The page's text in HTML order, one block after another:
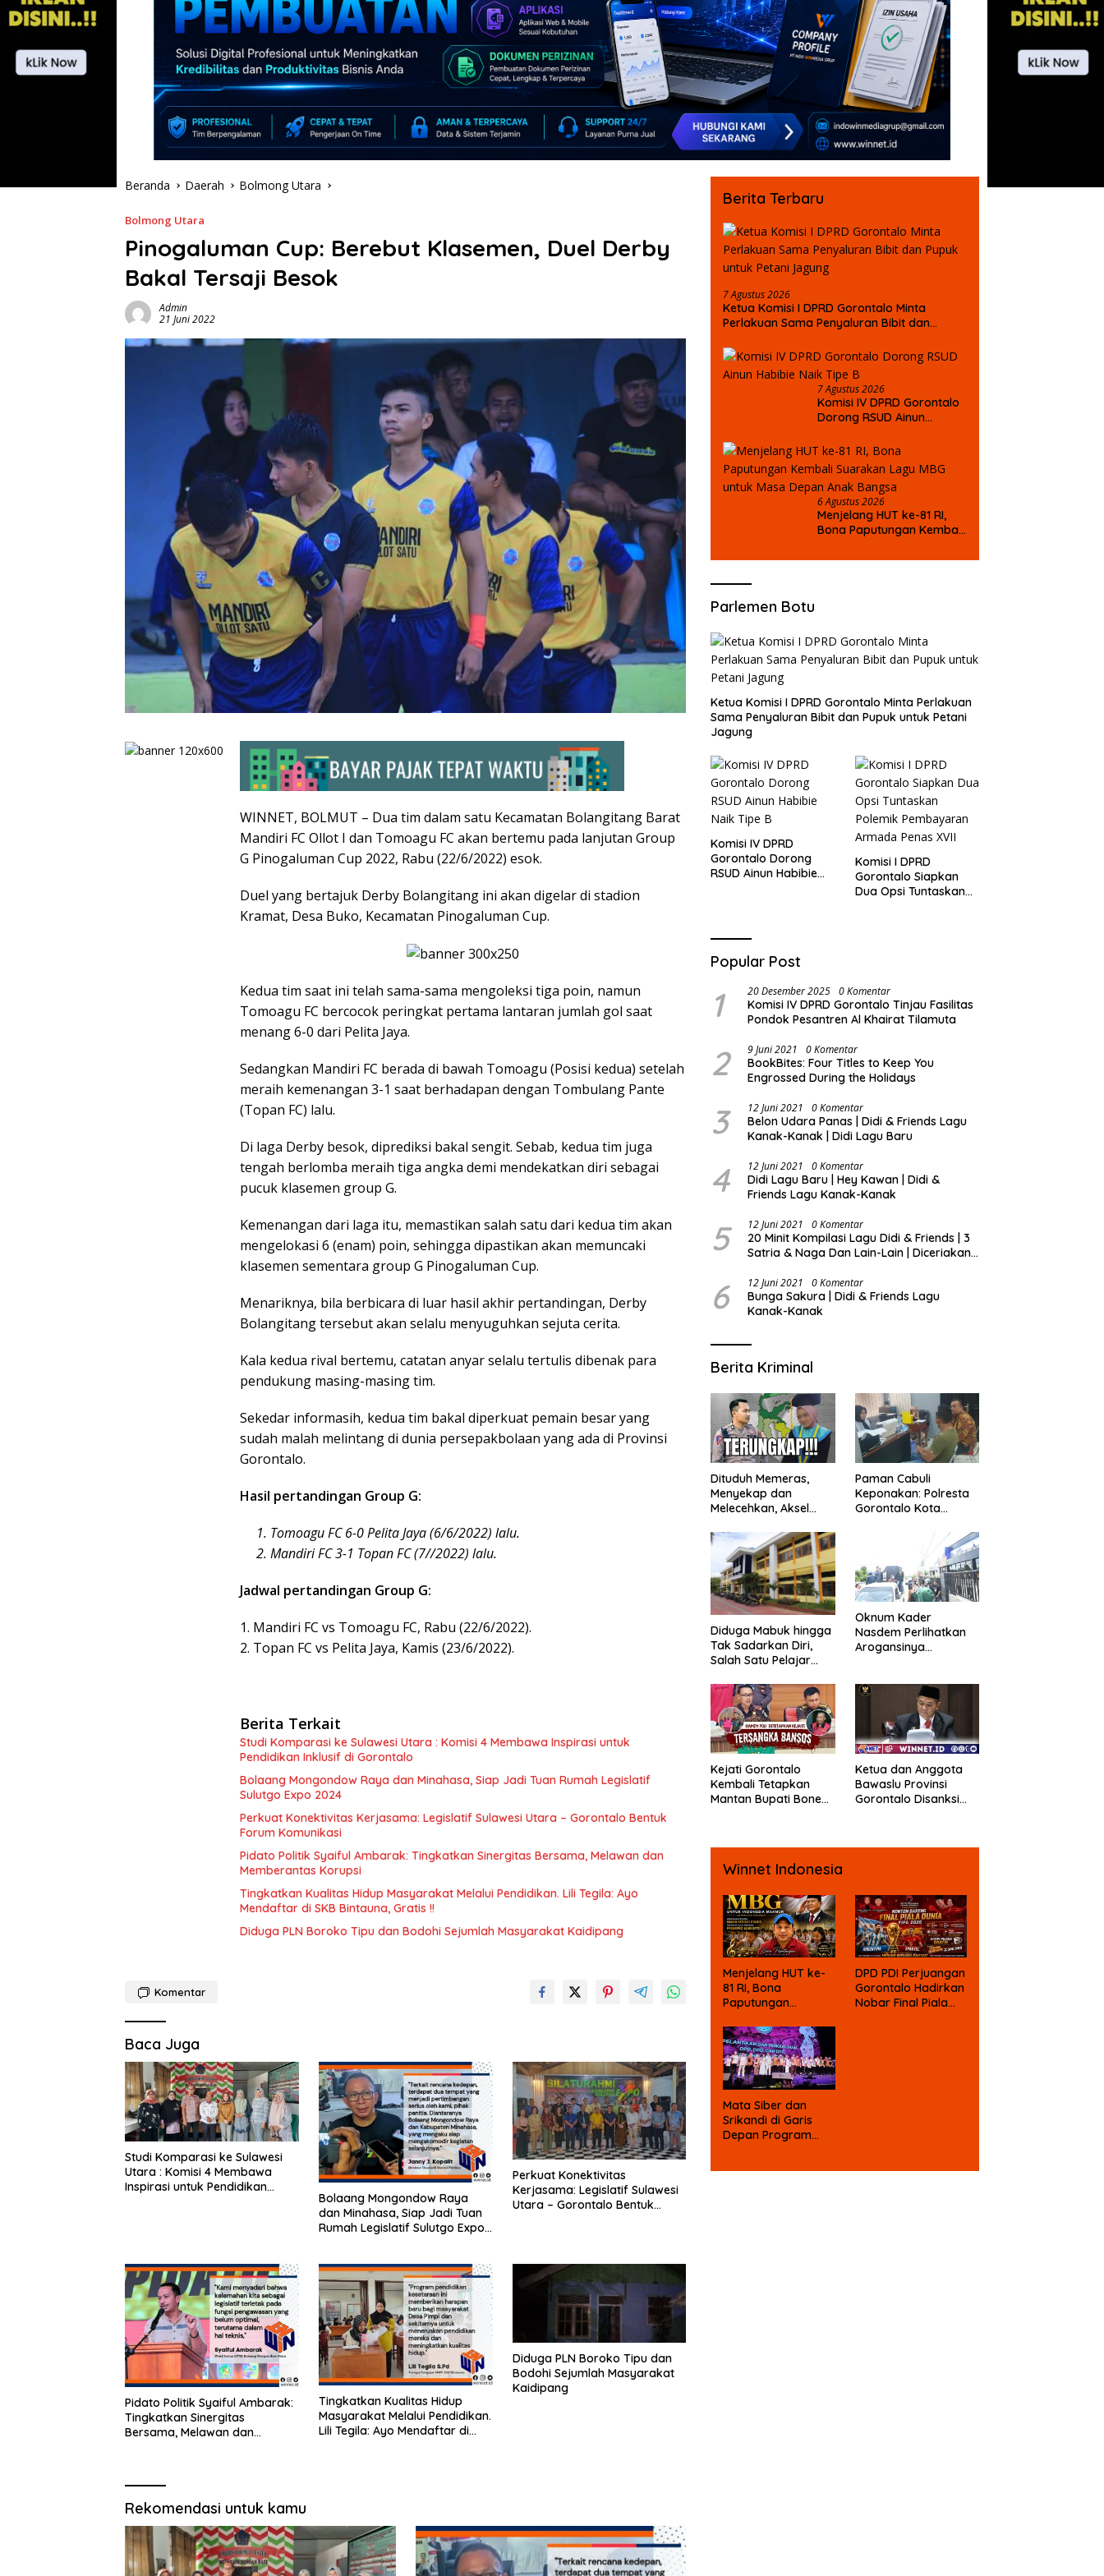
Beranda Daerah Bolmong Utara
Bolmong Utara
Pinogaluman Cup: Berebut Klasemen, Duel Derby
Bakal Tersaji Besok
Admin
21 Juni 2022
WINNET, BOLMUT – Dua tim dalam satu Kecamatan Bolangitang Barat
Mandiri FC Ollot I dan Tomoagu FC akan bertemu pada lanjutan Group
G Pinogaluman Cup 2022, Rabu (22/6/2022) esok.
Duel yang bertajuk Derby Bolangitang ini akan digelar di stadion
Kramat, Desa Buko, Kecamatan Pinogaluman Cup.
Kedua tim saat ini telah sama-sama mengoleksi tiga poin, namun
Tomoagu FC bercocok peringkat pertama lantaran jumlah gol saat
menang 6-0 dari Pelita Jaya.
Sedangkan Mandiri FC berada di bawah Tomoagu (Posisi kedua) setelah
meraih kemenangan 3-1 saat berhadapan dengan Tombulang Pante
(Topan FC) lalu.
Di laga Derby besok, diprediksi bakal sengit. Sebab, kedua tim juga
tengah berlomba meraih tiga angka demi mendekatkan diri sebagai
pucuk klasemen group G.
Kemenangan dari laga itu, memastikan salah satu dari kedua tim akan
mengelokasi 6 (enam) poin, sehingga dipastikan akan memuncaki
klasemen sementara group G Pinogaluman Cup.
Menariknya, bila berbicara di luar hasil akhir pertandingan, Derby
Bolangitang tersebut akan selalu menyuguhkan sejuta cerita.
Kala kedua rival bertemu, catatan anyar selalu tertulis dibenak para
pendukung masing-masing tim.
Sekedar informasih, kedua tim bakal diperkuat pemain besar yang
sudah malah melintang di dunia persepakbolaan yang ada di Provinsi
Gorontalo.
Hasil pertandingan Group G:
1. Tomoagu FC 6-0 Pelita Jaya (6/6/2022) lalu.
2. Mandiri FC 3-1 Topan FC (7//2022) lalu.
Jadwal pertandingan Group G:
1. Mandiri FC vs Tomoagu FC, Rabu (22/6/2022).
2. Topan FC vs Pelita Jaya, Kamis (23/6/2022).
Berita Terkait
Studi Komparasi ke Sulawesi Utara : Komisi 4 Membawa Inspirasi untuk
Pendidikan Inklusif di Gorontalo
Bolaang Mongondow Raya dan Minahasa, Siap Jadi Tuan Rumah Legislatif
Sulutgo Expo 2024
Perkuat Konektivitas Kerjasama: Legislatif Sulawesi Utara – Gorontalo Bentuk
Forum Komunikasi
Pidato Politik Syaiful Ambarak: Tingkatkan Sinergitas Bersama, Melawan dan
Memberantas Korupsi
Tingkatkan Kualitas Hidup Masyarakat Melalui Pendidikan. Lili Tegila: Ayo
Mendaftar di SKB Bintauna, Gratis !!
Diduga PLN Boroko Tipu dan Bodohi Sejumlah Masyarakat Kaidipang
Komentar
Baca Juga
Studi Komparasi ke Sulawesi
Utara : Komisi 4 Membawa
Inspirasi untuk Pendidikan
Bolaang Mongondow Raya
dan Minahasa, Siap Jadi Tuan
Rumah Legislatif Sulutgo Expo
Perkuat Konektivitas
Kerjasama: Legislatif Sulawesi
Utara – Gorontalo Bentuk
Pidato Politik Syaiful Ambarak:
Tingkatkan Sinergitas
Bersama, Melawan dan
Tingkatkan Kualitas Hidup
Masyarakat Melalui Pendidikan.
Lili Tegila: Ayo Mendaftar di
Diduga PLN Boroko Tipu dan
Bodohi Sejumlah Masyarakat
Kaidipang
Rekomendasi untuk kamu
Berita Terbaru
7 Agustus 2026
Ketua Komisi I DPRD Gorontalo Minta
Perlakuan Sama Penyaluran Bibit dan
7 Agustus 2026
Komisi IV DPRD Gorontalo
Dorong RSUD Ainun
6 Agustus 2026
Menjelang HUT ke-81 RI,
Bona Paputungan Kembali
Masa Depan Anak Bangsa
Parlemen Botu
Ketua Komisi I DPRD Gorontalo Minta Perlakuan
Sama Penyaluran Bibit dan Pupuk untuk Petani
Jagung
Komisi IV DPRD
Gorontalo Dorong
RSUD Ainun Habibie
Komisi I DPRD
Gorontalo Siapkan
Dua Opsi Tuntaskan
Popular Post
1 20 Desember 2025 0 Komentar
Komisi IV DPRD Gorontalo Tinjau Fasilitas
Pondok Pesantren Al Khairat Tilamuta
2 9 Juni 2021 0 Komentar
BookBites: Four Titles to Keep You
Engrossed During the Holidays
3 12 Juni 2021 0 Komentar
Belon Udara Panas | Didi & Friends Lagu
Kanak-Kanak | Didi Lagu Baru
4 12 Juni 2021 0 Komentar
Didi Lagu Baru | Hey Kawan | Didi &
Friends Lagu Kanak-Kanak
5 12 Juni 2021 0 Komentar
20 Minit Kompilasi Lagu Didi & Friends | 3
Satria & Naga Dan Lain-Lain | Diceriakan
6 12 Juni 2021 0 Komentar
Bunga Sakura | Didi & Friends Lagu
Kanak-Kanak
Berita Kriminal
Dituduh Memeras,
Menyekap dan
Melecehkan, Aksel
Ungkap Fakta
Mengejutkan!
Paman Cabuli
Keponakan: Polresta
Gorontalo Kota
Kejahatan Seksual
Diduga Mabuk hingga
Tak Sadarkan Diri,
Salah Satu Pelajar
hingga Diberikan
Benturan Fisik oleh
Beberapa Temannya
Oknum Kader
Nasdem Perlihatkan
Arogansinya
Pelecehan Profesi
Kejati Gorontalo
Kembali Tetapkan
Mantan Bupati Bone
Ketua dan Anggota
Bawaslu Provinsi
Gorontalo Disanksi
Winnet Indonesia
Menjelang HUT ke-
81 RI, Bona
Paputungan
Lagu MBG untuk
Masa Depan Anak
Bangsa
DPD PDI Perjuangan
Gorontalo Hadirkan
Nobar Final Piala
Mata Siber dan
Srikandi di Garis
Depan Program